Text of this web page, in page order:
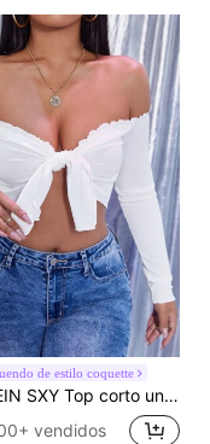
de estilo coquette
corto unicolor con cordón delantero de hombros descubiertos
vendidos